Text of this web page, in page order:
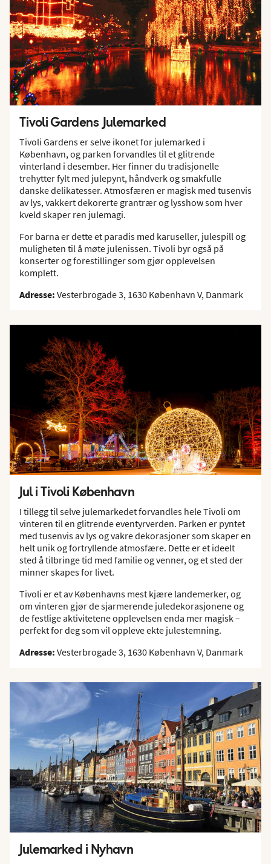
Tivoli Gardens Julemarked
Tivoli Gardens er selve ikonet for julemarked i
København, og parken forvandles til et glitrende
vinterland i desember. Her finner du tradisjonelle
trehytter fylt med julepynt, håndverk og smakfulle
danske delikatesser. Atmosfæren er magisk med tusenvis
av lys, vakkert dekorerte grantrær og lysshow som hver
kveld skaper ren julemagi.
For barna er dette et paradis med karuseller, julespill og
muligheten til å møte julenissen. Tivoli byr også på
konserter og forestillinger som gjør opplevelsen
komplett.
Adresse: Vesterbrogade 3, 1630 København V, Danmark
Jul i Tivoli København
I tillegg til selve julemarkedet forvandles hele Tivoli om
vinteren til en glitrende eventyrverden. Parken er pyntet
med tusenvis av lys og vakre dekorasjoner som skaper en
helt unik og fortryllende atmosfære. Dette er et ideelt
sted å tilbringe tid med familie og venner, og et sted der
minner skapes for livet.
Tivoli er et av Københavns mest kjære landemerker, og
om vinteren gjør de sjarmerende juledekorasjonene og
de festlige aktivitetene opplevelsen enda mer magisk –
perfekt for deg som vil oppleve ekte julestemning.
Adresse: Vesterbrogade 3, 1630 København V, Danmark
Julemarked i Nyhavn